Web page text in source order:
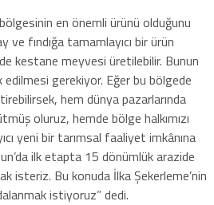
en önemli ürünü olduğunu
ve fındığa tamamlayıcı bir ürün
kestane meyvesi üretilebilir. Bunun
edilmesi gerekiyor. Eğer bu bölgede
hem dünya pazarlarında
oluruz, hemde bölge halkımızı
yeni bir tarımsal faaliyet imkânına
ilk etapta 15 dönümlük arazide
isteriz. Bu konuda İlka Şekerleme’nin
istiyoruz” dedi.